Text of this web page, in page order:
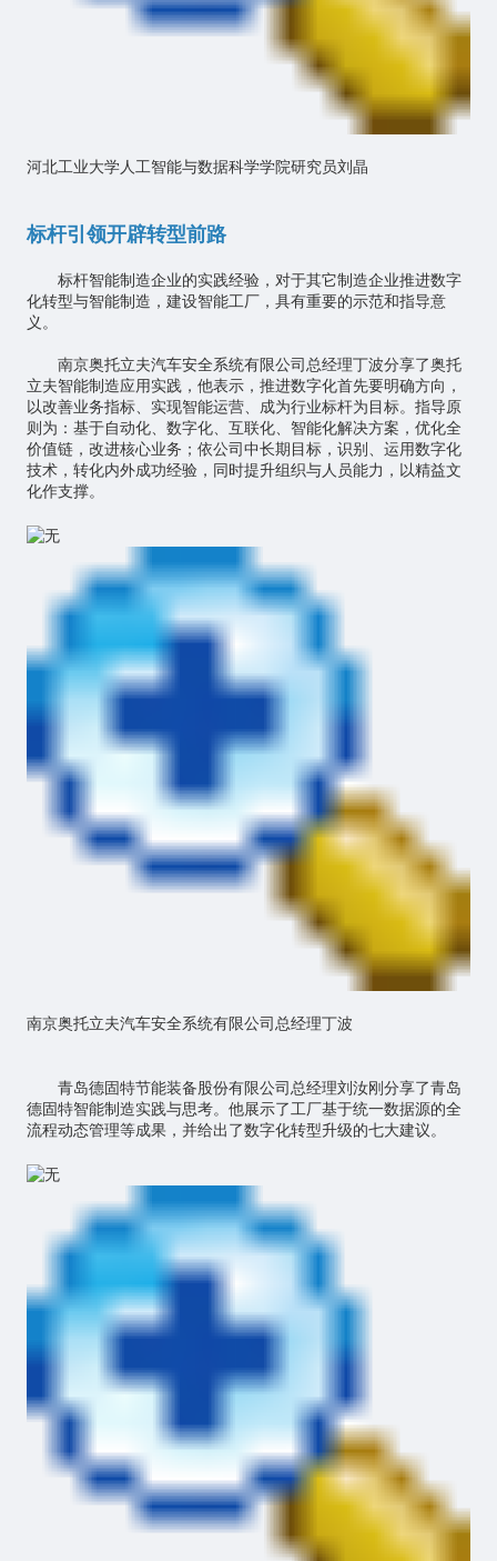
河北工业大学人工智能与数据科学学院研究员刘晶
标杆引领开辟转型前路
标杆智能制造企业的实践经验，对于其它制造企业推进数字
化转型与智能制造，建设智能工厂，具有重要的示范和指导意
义。
南京奥托立夫汽车安全系统有限公司总经理丁波分享了奥托
立夫智能制造应用实践，他表示，推进数字化首先要明确方向，
以改善业务指标、实现智能运营、成为行业标杆为目标。指导原
则为：基于自动化、数字化、互联化、智能化解决方案，优化全
价值链，改进核心业务；依公司中长期目标，识别、运用数字化
技术，转化内外成功经验，同时提升组织与人员能力，以精益文
化作支撑。
南京奥托立夫汽车安全系统有限公司总经理丁波
青岛德固特节能装备股份有限公司总经理刘汝刚分享了青岛
德固特智能制造实践与思考。他展示了工厂基于统一数据源的全
流程动态管理等成果，并给出了数字化转型升级的七大建议。